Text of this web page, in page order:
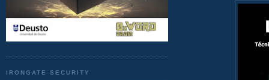
IRONGATE SECURITY